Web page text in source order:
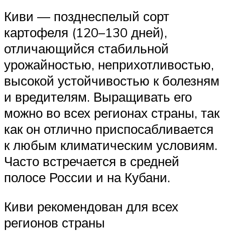
Киви — позднеспелый сорт
картофеля (120–130 дней),
отличающийся стабильной
урожайностью, неприхотливостью,
высокой устойчивостью к болезням
и вредителям. Выращивать его
можно во всех регионах страны, так
как он отлично приспосабливается
к любым климатическим условиям.
Часто встречается в средней
полосе России и на Кубани.
Киви рекомендован для всех
регионов страны